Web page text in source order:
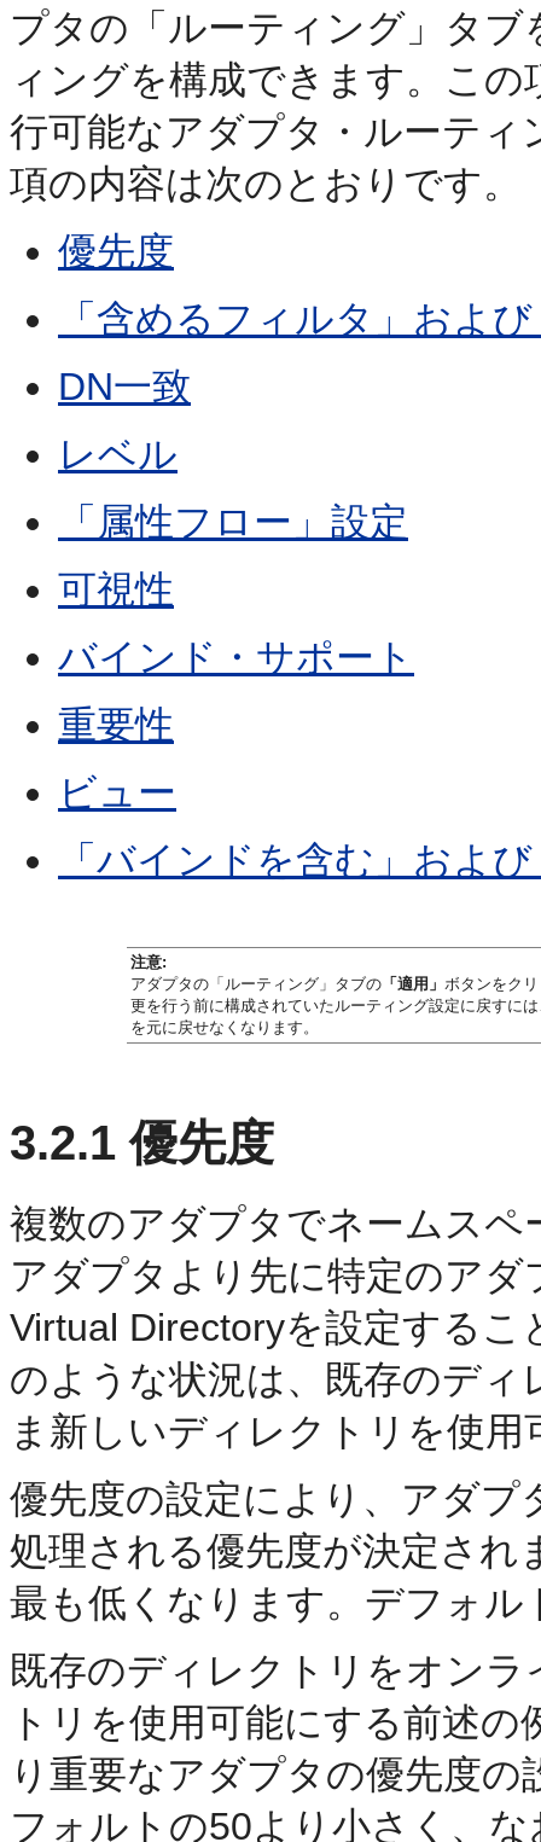
プタの「ルーティング」タ
ィングを構成できます。こ
行可能なアダプタ・ルーテ
項の内容は次のとおりです。
優先度
「含めるフィルタ」およ
DN一致
レベル
「属性フロー」設定
可視性
バインド・サポート
重要性
ビュー
「バインドを含む」およ
注意:
アダプタの「ルーティング」タブの「適用」 ボタンをク
更を行う前に構成されていたルーティング設定に戻すには
を元に戻せなくなります。
3.2.1 優先度
複数のアダプタでネームス
アダプタより先に特定のア
Virtual Directoryを設定する
のような状況は、既存のデ
ま新しいディレクトリを使
優先度の設定により、アダ
処理される優先度が決定され
最も低くなります。デフォル
既存のディレクトリをオン
トリを使用可能にする前述
り重要なアダプタの優先度
フォルトの50より小さく、